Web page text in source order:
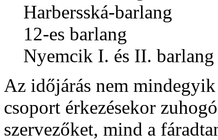
Harbersská-barlang
12-es barlang
Nyemcik I. és II. barlang
Az időjárás nem
csoport érkezésekor
szervezőket, mind a